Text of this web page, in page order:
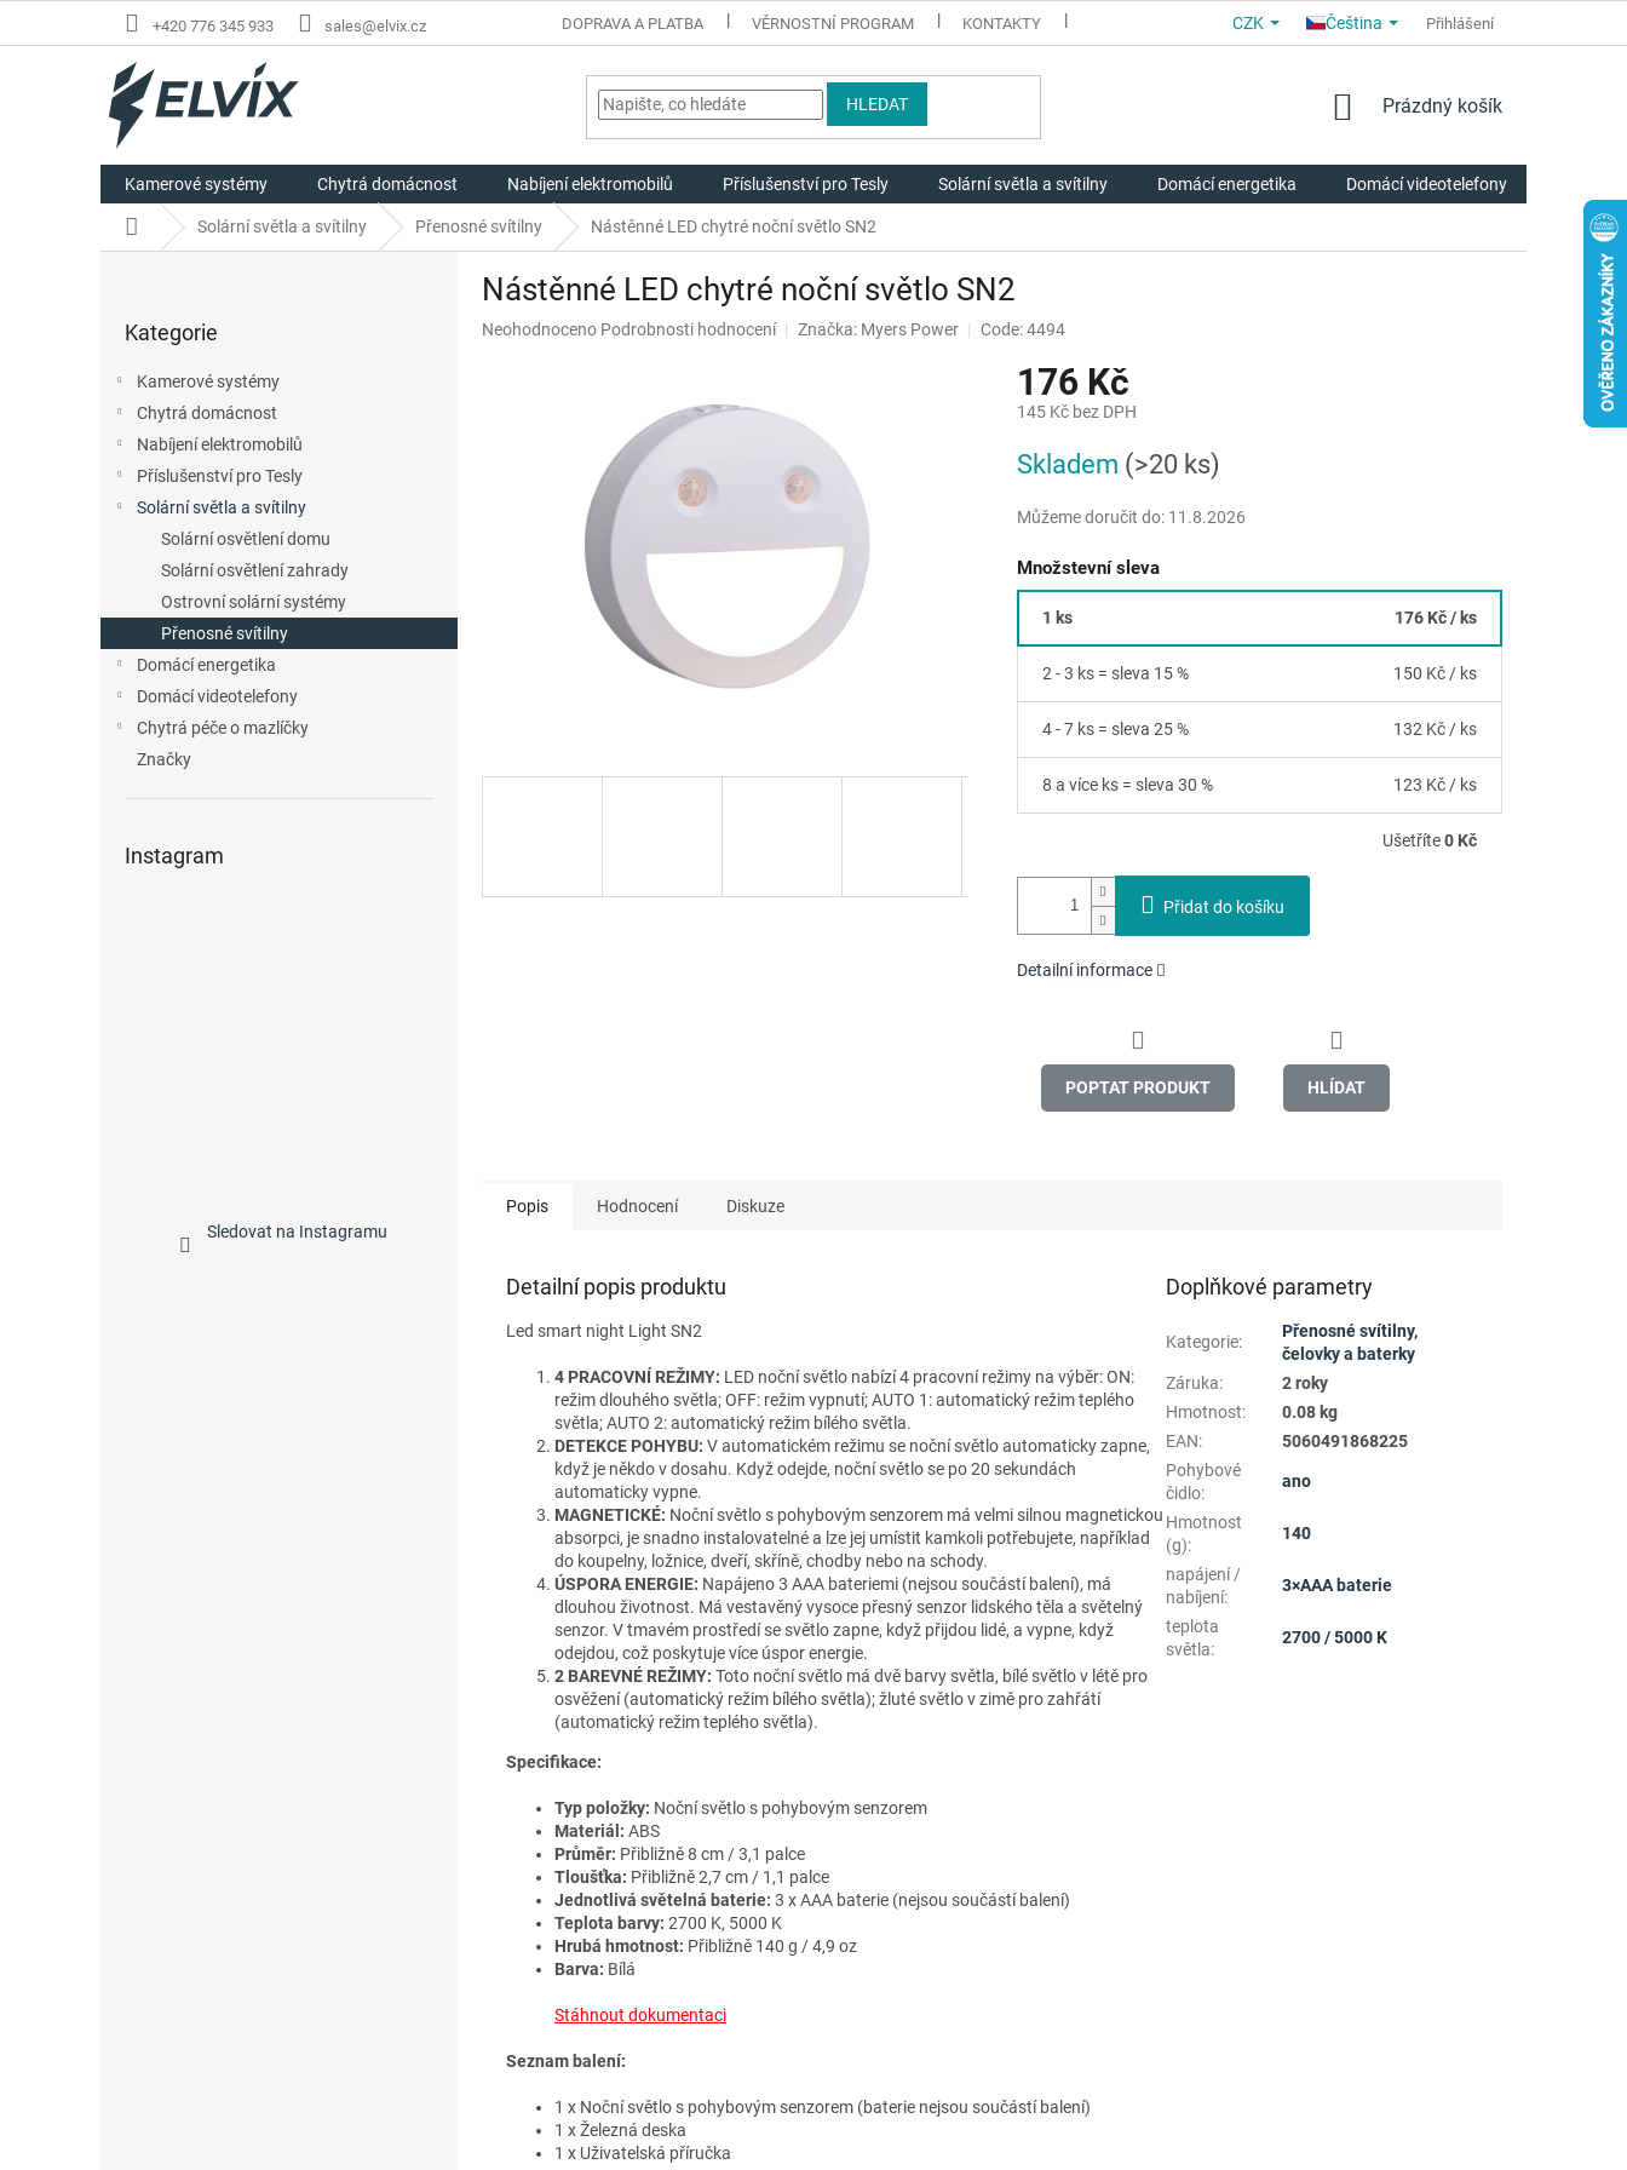
+420 776 345 933 sales@elvix.cz DOPRAVA A PLATBA VĚRNOSTNÍ PROGRAM KONTAKTY OBCHODNÍ PODMÍNKY PRO PARTNERY O NÁS
CZK Čeština Přihlášení
HLEDAT
NÁKUPNÍ
Prázdný košík
Kamerové systémy Chytrá domácnost Nabíjení elektromobilů Příslušenství pro Tesly Solární světla a svítilny Domácí energetika Domácí videotelefony
Domů Solární světla a svítilny Přenosné svítilny Nástěnné LED chytré noční světlo SN2
l
kategorie
Kategorie
Kamerové systémy
Chytrá domácnost
Nabíjení elektromobilů
Příslušenství pro Tesly
Solární světla a svítilny
Solární osvětlení domu
Solární osvětlení zahrady
Ostrovní solární systémy
Přenosné svítilny
Domácí energetika
Domácí videotelefony
Chytrá péče o mazlíčky
Značky
Instagram
Sledovat na Instagramu
Nástěnné LED chytré noční světlo SN2
Průměrné
Neohodnoceno Podrobnosti hodnocení Značka: Myers Power Code: 4494
176 Kč
145 Kč bez DPH
cena:
Skladem (>20 ks)
Můžeme doručit do: 11.8.2026
Množstevní sleva
1 ks 176 Kč/ ks
2 - 3 ks = sleva 15 % 150 Kč / ks
4 - 7 ks = sleva 25 % 132 Kč / ks
8 a více ks = sleva 30 % 123 Kč / ks
Ušetříte0 Kč
Přidat do košíku
Detailní informace
POPTAT PRODUKT HLÍDAT
Popis Hodnocení Diskuze
Detailní popis produktu
Led smart night Light SN2
4 PRACOVNÍ REŽIMY: LED noční světlo nabízí 4 pracovní režimy na výběr: ON:
režim dlouhého světla; OFF: režim vypnutí; AUTO 1: automatický režim teplého
světla; AUTO 2: automatický režim bílého světla.
DETEKCE POHYBU: V automatickém režimu se noční světlo automaticky zapne,
když je někdo v dosahu. Když odejde, noční světlo se po 20 sekundách
automaticky vypne.
MAGNETICKÉ: Noční světlo s pohybovým senzorem má velmi silnou magnetickou
absorpci, je snadno instalovatelné a lze jej umístit kamkoli potřebujete, například
do koupelny, ložnice, dveří, skříně, chodby nebo na schody.
ÚSPORA ENERGIE: Napájeno 3 AAA bateriemi (nejsou součástí balení), má
dlouhou životnost. Má vestavěný vysoce přesný senzor lidského těla a světelný
senzor. V tmavém prostředí se světlo zapne, když přijdou lidé, a vypne, když
odejdou, což poskytuje více úspor energie.
2 BAREVNÉ REŽIMY: Toto noční světlo má dvě barvy světla, bílé světlo v létě pro
osvěžení (automatický režim bílého světla); žluté světlo v zimě pro zahřátí
(automatický režim teplého světla).
Specifikace:
Typ položky: Noční světlo s pohybovým senzorem
Materiál: ABS
Průměr: Přibližně 8 cm / 3,1 palce
Tloušťka: Přibližně 2,7 cm / 1,1 palce
Jednotlivá světelná baterie: 3 x AAA baterie (nejsou součástí balení)
Teplota barvy: 2700 K, 5000 K
Hrubá hmotnost: Přibližně 140 g / 4,9 oz
Barva: Bílá
Stáhnout dokumentaci
Seznam balení:
1 x Noční světlo s pohybovým senzorem (baterie nejsou součástí balení)
1 x Železná deska
1 x Uživatelská příručka
Doplňkové parametry
Kategorie:
Přenosné svítilny,
čelovky a baterky
Záruka:
2 roky
Hmotnost:
0.08 kg
EAN:
5060491868225
Pohybové
čidlo:
ano
Hmotnost
(g):
140
napájení /
nabíjení:
3×AAA baterie
teplota
světla:
2700 / 5000 K